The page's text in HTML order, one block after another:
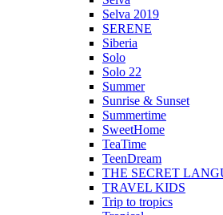
Selva 2019
SERENE
Siberia
Solo
Solo 22
Summer
Sunrise & Sunset
Summertime
SweetHome
TeaTime
TeenDream
THE SECRET
TRAVEL KIDS
Trip to tropics